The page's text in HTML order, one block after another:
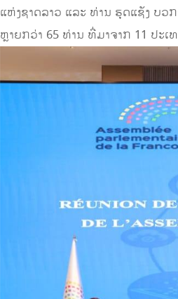
ແຫ່ງຊາດລາວ ແລະ ທ່ານ ຮຸດແຊັງ ບວ
ຫຼາຍກວ່າ 65 ທ່ານ ທີ່ມາຈາກ 11 ປະເ